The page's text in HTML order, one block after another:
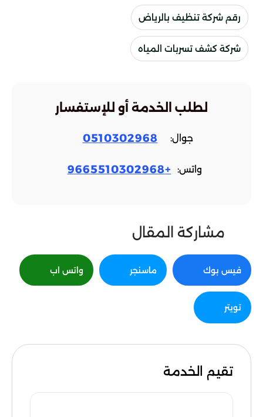
رقم شركة تنظيف بالرياض
شركة كشف تسربات المياه
لطلب الخدمة أو للإستفسار
جوال: 0510302968
واتس: +9665510302968
مشاركة المقال
فيس بوك ماسنجر واتس اب
تويتر
تقيم الخدمة